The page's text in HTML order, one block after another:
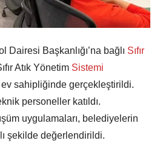
Başkanlığı’na bağlı Sıfır
Atık Yönetim Sistemi
ev sahipliğinde gerçekleştirildi.
personeller katıldı.
uygulamaları, belediyelerin
şekilde değerlendirildi.